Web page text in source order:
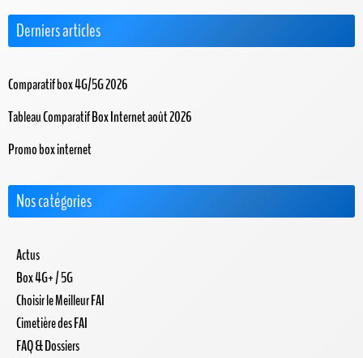
Derniers articles
Comparatif box 4G/5G 2026
Tableau Comparatif Box Internet août 2026
Promo box internet
Nos catégories
Actus
Box 4G+ / 5G
Choisir le Meilleur FAI
Cimetière des FAI
FAQ & Dossiers